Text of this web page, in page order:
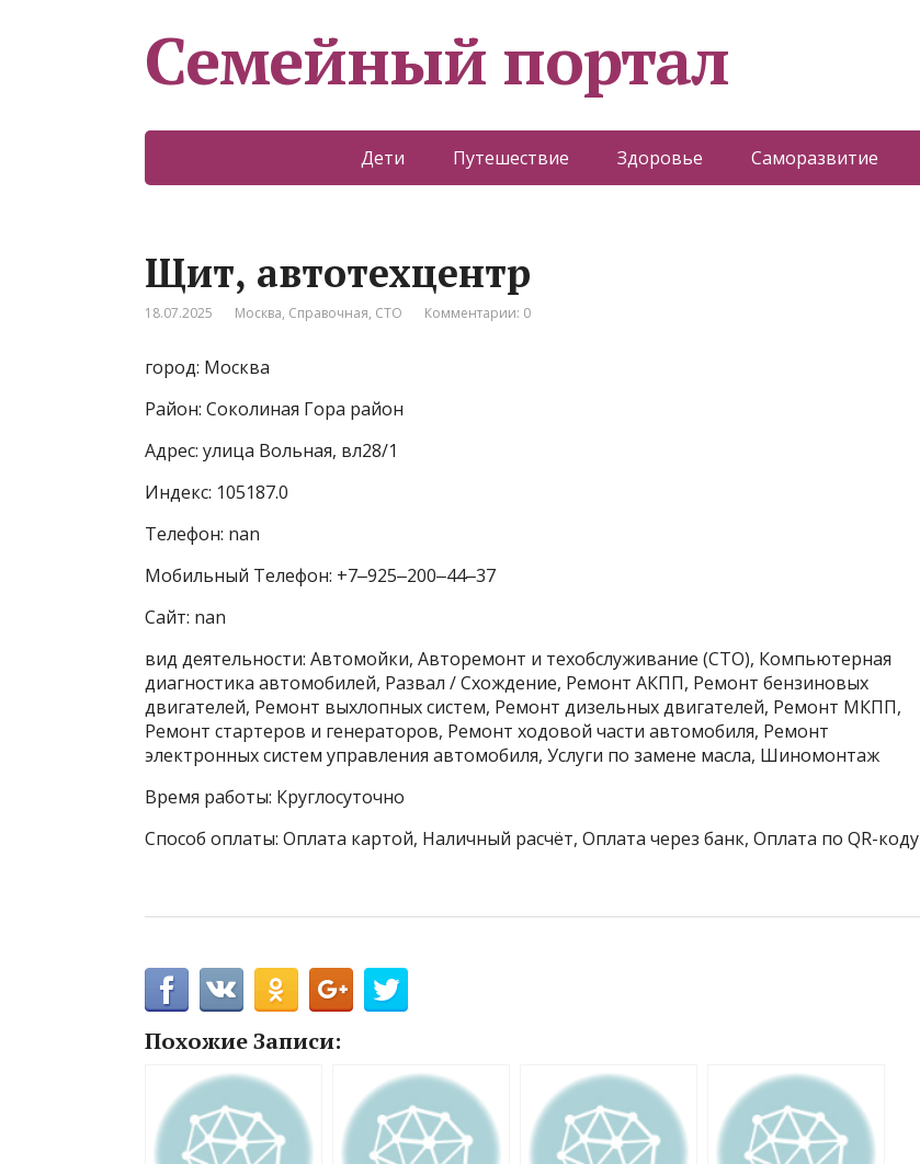
Семейный портал
Дети Путешествие Здоровье Саморазвитие
Щит, автотехцентр
18.07.2025 Москва, Справочная, СТО Комментарии: 0
город: Москва
Район: Соколиная Гора район
Адрес: улица Вольная, вл28/1
Индекс: 105187.0
Телефон: nan
Мобильный Телефон: +7‒925‒200‒44‒37
Сайт: nan
вид деятельности: Автомойки, Авторемонт и техобслуживание (СТО), Компьютерная
диагностика автомобилей, Развал / Схождение, Ремонт АКПП, Ремонт бензиновых
двигателей, Ремонт выхлопных систем, Ремонт дизельных двигателей, Ремонт МКПП,
Ремонт стартеров и генераторов, Ремонт ходовой части автомобиля, Ремонт
электронных систем управления автомобиля, Услуги по замене масла, Шиномонтаж
Время работы: Круглосуточно
Способ оплаты: Оплата картой, Наличный расчёт, Оплата через банк, Оплата по QR-коду
Похожие Записи: